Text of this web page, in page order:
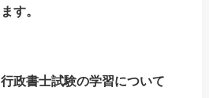
ます。
行政書士試験の学習について